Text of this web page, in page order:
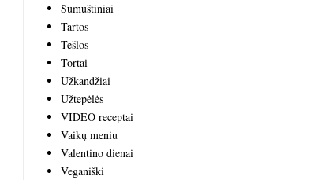
Sumuštiniai
Tartos
Tešlos
Tortai
Užkandžiai
Užtepėlės
VIDEO receptai
Vaikų meniu
Valentino dienai
Veganiški